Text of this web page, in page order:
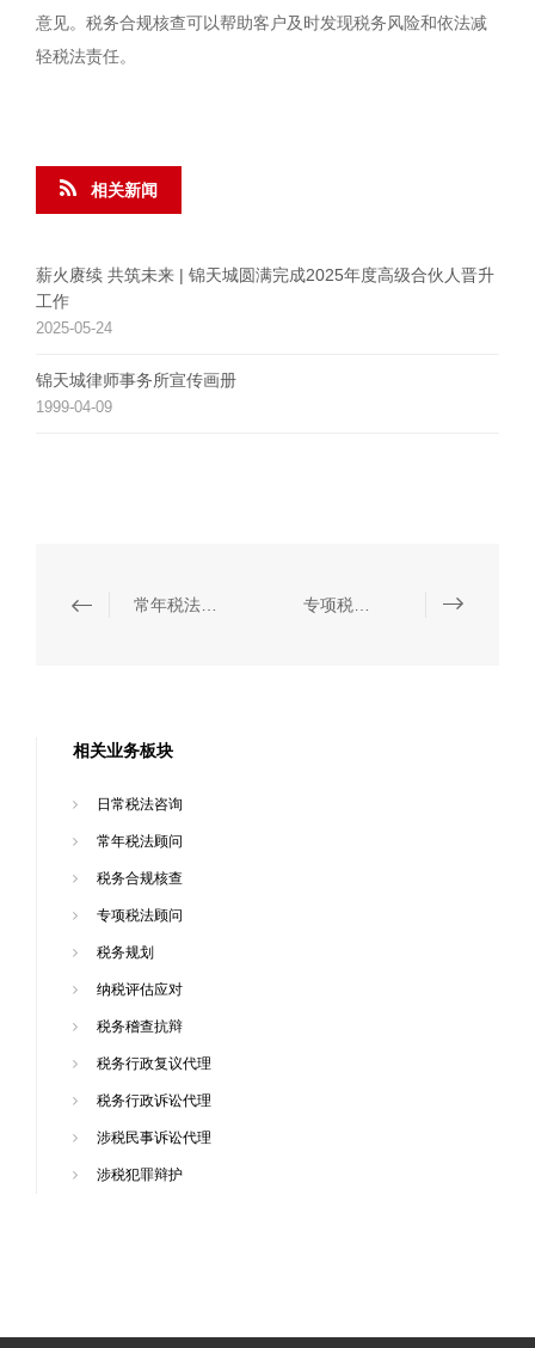
意见。税务合规核查可以帮助客户及时发现税务风险和依法减
轻税法责任。
相关新闻
薪火赓续 共筑未来 | 锦天城圆满完成2025年度高级合伙人晋升
工作
2025-05-24
锦天城律师事务所宣传画册
1999-04-09
相关业务板块
日常税法咨询
常年税法顾问
税务合规核查
专项税法顾问
税务规划
纳税评估应对
税务稽查抗辩
税务行政复议代理
税务行政诉讼代理
涉税民事诉讼代理
涉税犯罪辩护